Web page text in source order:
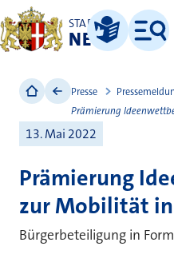
STADT
NEUSS
Leichte Sprache
Menü
Presse
Prämierung
13. Mai 2022
Prämierung
zur Mobilität in
Bürgerbeteiligung in